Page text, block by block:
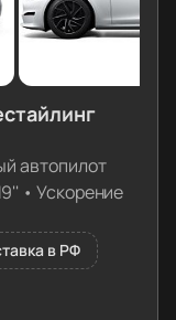
автопилот
• Ускорение
в РФ